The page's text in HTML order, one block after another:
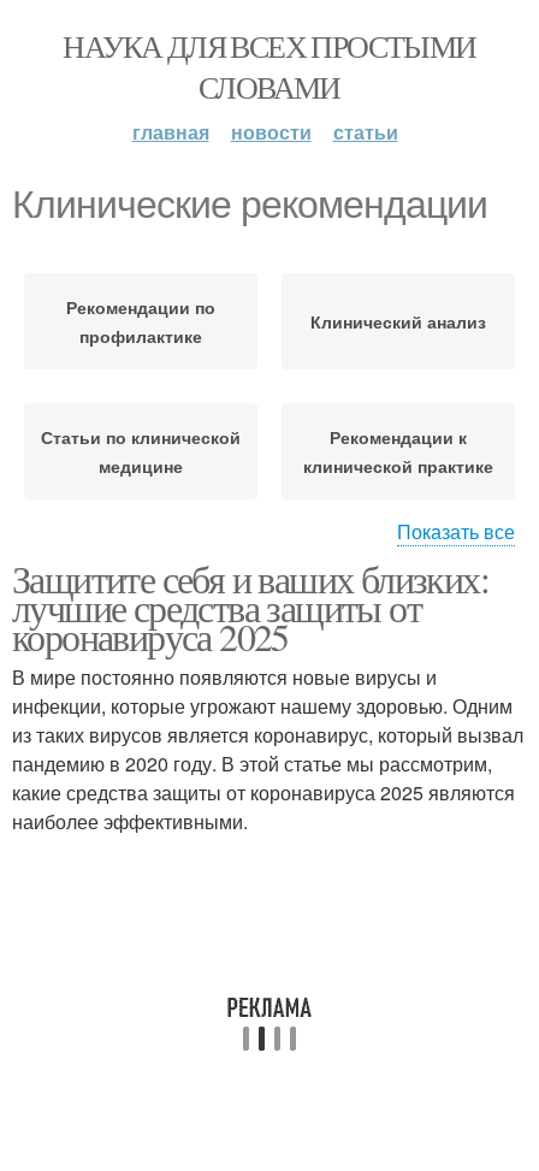
НАУКА ДЛЯ ВСЕХ ПРОСТЫМИ
СЛОВАМИ
главная новости статьи
Клинические рекомендации
Рекомендации по
профилактике
Клинический анализ
Статьи по клинической
медицине
Рекомендации к
клинической практике
Клинические признаки
Показать все
Защитите себя и ваших близких:
лучшие средства защиты от
коронавируса 2025
В мире постоянно появляются новые вирусы и
инфекции, которые угрожают нашему здоровью. Одним
из таких вирусов является коронавирус, который вызвал
пандемию в 2020 году. В этой статье мы рассмотрим,
какие средства защиты от коронавируса 2025 являются
наиболее эффективными.